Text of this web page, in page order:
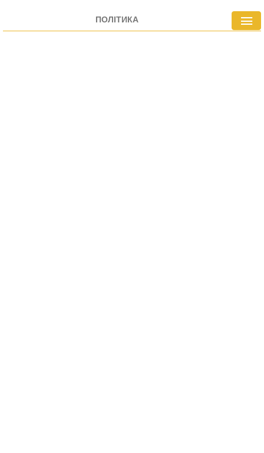
милі за стандартом EPA) зробили її
бестселером. Однак, Model 3 не є лідером за
дальністю пробігу, і на ринку існують моделі,
ПОЛІТИКА